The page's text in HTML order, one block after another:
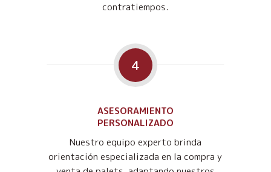
contratiempos.
4
ASESORAMIENTO
PERSONALIZADO
Nuestro equipo experto brinda
orientación especializada en la compra y